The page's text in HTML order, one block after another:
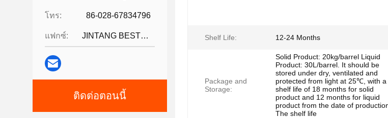
โทร: 86-028-67834796
แฟกซ์: JINTANG BESTWAY TECHNOLOGY CO
ติดต่อตอนนี้
Shelf Life: 12-24 Months
Package and
Storage:
Solid Product: 20kg/barrel Liquid
Product: 30L/barrel. It should be
stored under dry, ventilated and
protected from light at 25℃, with a
shelf life of 18 months for solid
product and 12 months for liquid
product from the date of
The shelf life